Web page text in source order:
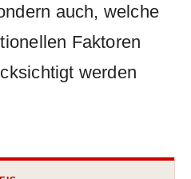
auch, welche
Faktoren
werden